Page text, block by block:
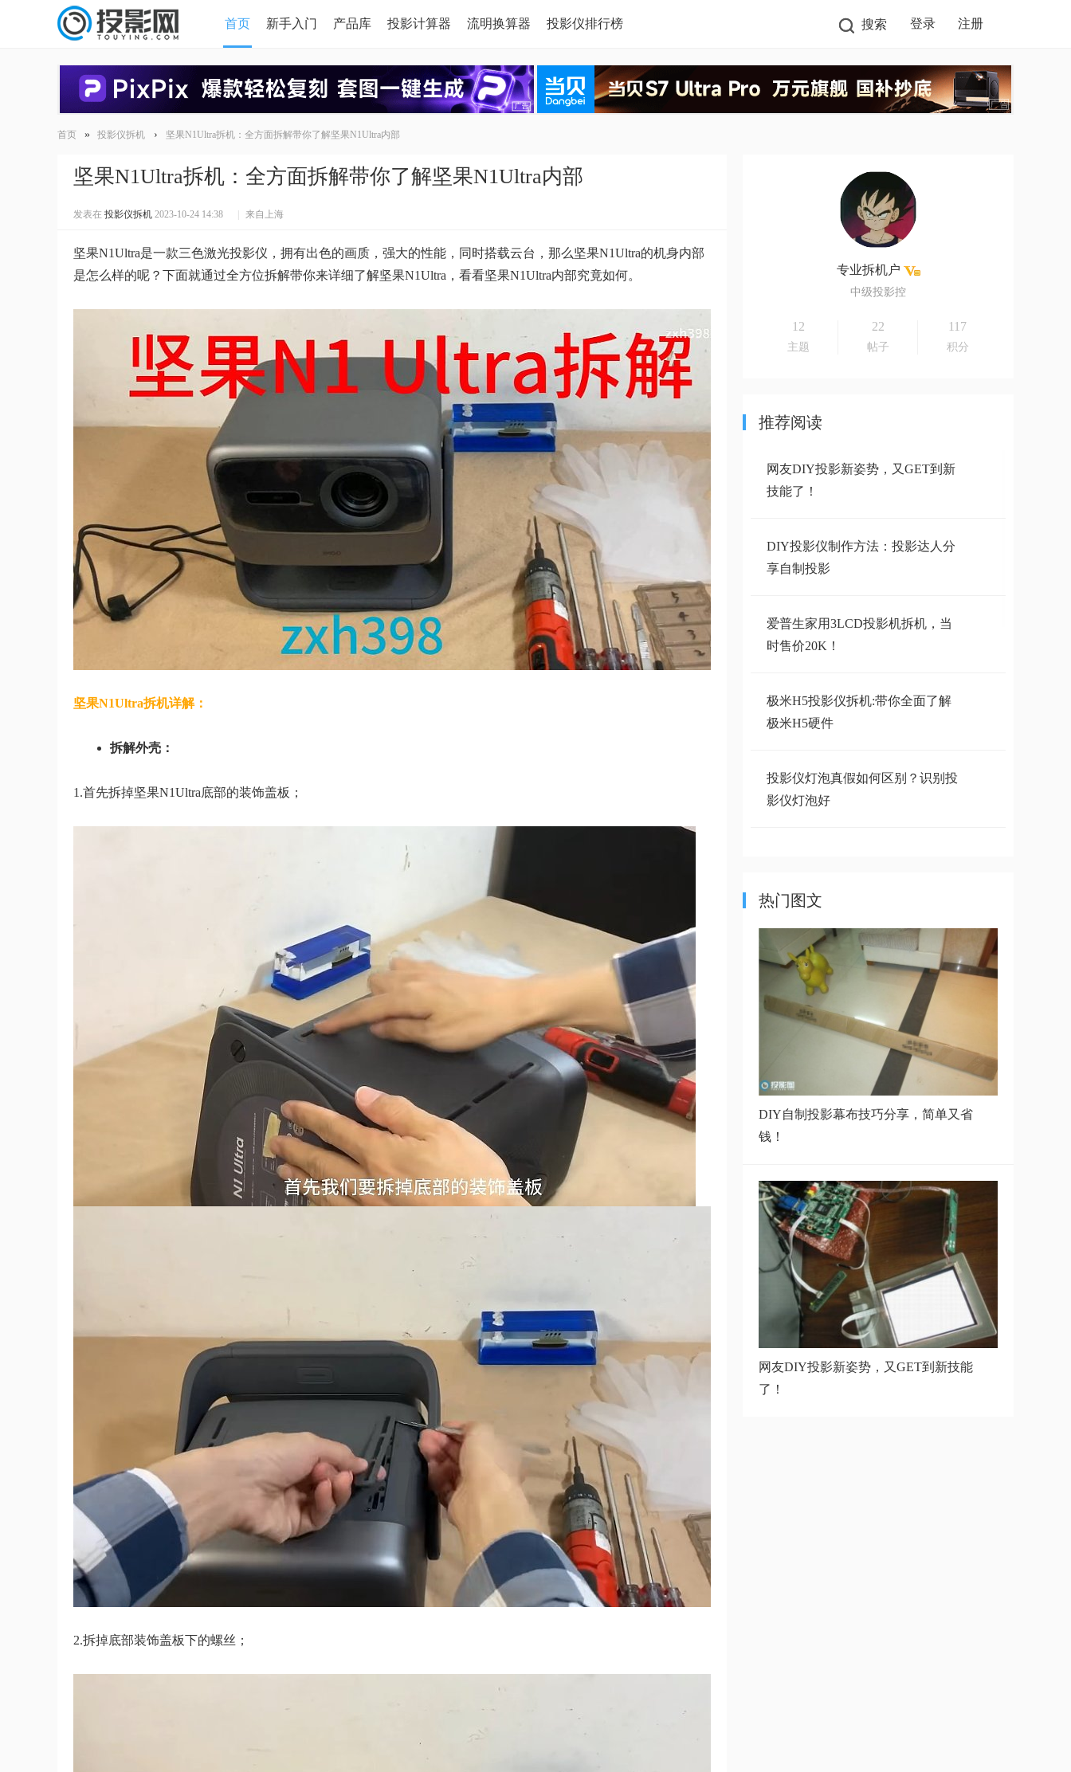
首页 新手入门 产品库 投影计算器 流明换算器 投影仪排行榜 搜索 登录 注册
首页 » 投影仪拆机 › 坚果N1Ultra拆机：全方面拆解带你了解坚果N1Ultra内部
坚果N1Ultra拆机：全方面拆解带你了解坚果N1Ultra内部
发表在 投影仪拆机 2023-10-24 14:38 来自上海
坚果N1Ultra是一款三色激光投影仪，拥有出色的画质，强大的性能，同时搭载云台，那么坚果N1Ultra的机身内部
是怎么样的呢？下面就通过全方位拆解带你来详细了解坚果N1Ultra，看看坚果N1Ultra内部究竟如何。
坚果N1Ultra拆机详解：
拆解外壳：
1.首先拆掉坚果N1Ultra底部的装饰盖板；
2.拆掉底部装饰盖板下的螺丝；
专业拆机户
中级投影控
12
主题
22
帖子
117
积分
推荐阅读
网友DIY投影新姿势，又GET到新
技能了！
DIY投影仪制作方法：投影达人分
享自制投影
爱普生家用3LCD投影机拆机，当
时售价20K！
极米H5投影仪拆机:带你全面了解
极米H5硬件
投影仪灯泡真假如何区别？识别投
影仪灯泡好
坚果N1Ultra拆机：全方面拆解带
你了解坚果N
投影仪你了解吗？让我告诉你，它
内部长什么
DIY自制投影幕布技巧分享，简单
又省钱！
仪要注意什
坚果Q9酒店专供投影仪
智能投影如何访问百度网盘中的文
件？
热门图文
DIY自制投影幕布技巧分享，简单又省
钱！
网友DIY投影新姿势，又GET到新技能
了！